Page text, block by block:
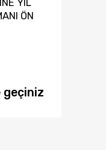
YIL
ÖN
geçiniz